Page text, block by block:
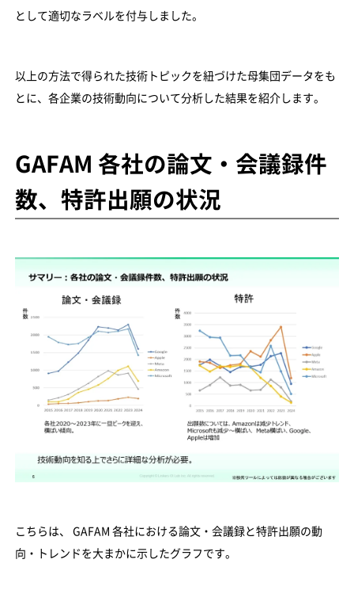
として適切なラベルを付与しました。
以上の方法で得られた技術トピックを紐づけた母集団データをも
とに、各企業の技術動向について分析した結果を紹介します。
GAFAM 各社の論文・会議録件
数、特許出願の状況
こちらは、 GAFAM 各社における論文・会議録と特許出願の動
向・トレンドを大まかに示したグラフです。